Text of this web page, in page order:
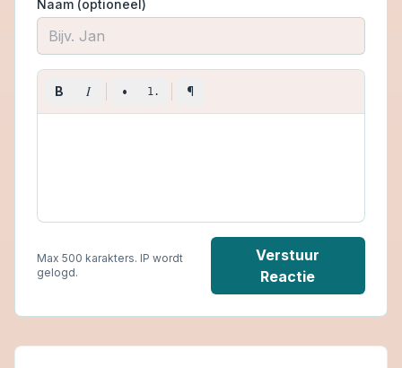
Naam (optioneel)
B I • 1. ¶
Max 500 karakters. IP wordt
gelogd.
Verstuur
Reactie